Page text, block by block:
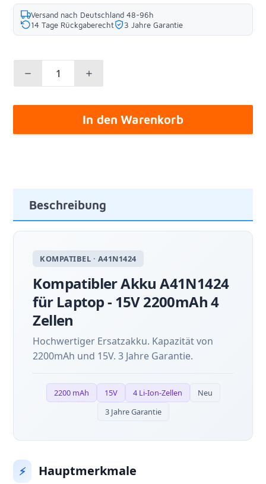
Versand nach Deutschland 48-96h
14 Tage Rückgaberecht
3 Jahre Garantie
In den Warenkorb
Beschreibung
KOMPATIBEL · A41N1424
Kompatibler Akku A41N1424
für Laptop - 15V 2200mAh 4
Zellen
Hochwertiger Ersatzakku. Kapazität von
2200mAh und 15V. 3 Jahre Garantie.
2200 mAh 15V 4 Li-Ion-Zellen
Neu
3 Jahre Garantie
⚡ Hauptmerkmale